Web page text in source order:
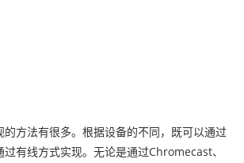
方法有很多。根据设备的不同，既可以通过
有线方式实现。无论是通过Chromecast、